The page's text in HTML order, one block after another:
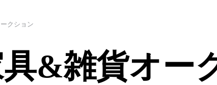
クション
&雑貨オー